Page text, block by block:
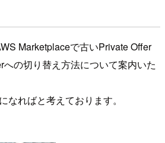
Marketplaceで古いPrivate Offer
の切り替え方法について案内いた
なればと考えております。